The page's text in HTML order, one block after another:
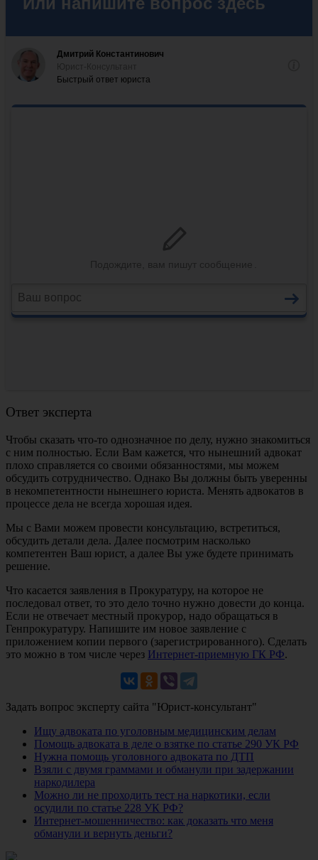
Ответ эксперта
Чтобы сказать что-то однозначное по делу, нужно знакомиться
с ним полностью. Если Вам кажется, что нынешний адвокат
плохо справляется со своими обязанностями, мы можем
обсудить сотрудничество. Однако Вы должны быть уверенны
в некомпетентности нынешнего юриста. Менять адвокатов в
процессе дела не всегда хорошая идея.
Мы с Вами можем провести консультацию, встретиться,
обсудить детали дела. Далее посмотрим насколько
компетентен Ваш юрист, а далее Вы уже будете принимать
решение.
Что касается заявления в Прокуратуру, на которое не
последовал ответ, то это дело точно нужно довести до конца.
Если не отвечает местный прокурор, надо обращаться в
Генпрокуратуру. Напишите им новое заявление с
приложением копии первого (зарегистрированного). Сделать
это можно в том числе через Интернет-приемную ГК РФ.
Задать вопрос эксперту сайта "Юрист-консультант"
Ищу адвоката по уголовным медицинским делам
Помощь адвоката в деле о взятке по статье 290 УК РФ
Нужна помощь уголовного адвоката по ДТП
Взяли с двумя граммами и обманули при задержании
наркодилера
Можно ли не проходить тест на наркотики, если
осудили по статье 228 УК РФ?
Интернет-мошенничество: как доказать что меня
обманули и вернуть деньги?